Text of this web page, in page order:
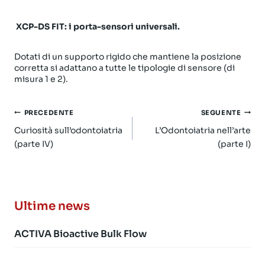
XCP-DS FIT: i porta-sensori universali.
Dotati di un supporto rigido che mantiene la posizione
corretta si adattano a tutte le tipologie di sensore (di
misura 1 e 2).
Navigazione
articoli
PRECEDENTE
Curiosità sull’odontoiatria
(parte IV)
SEGUENTE
L’Odontoiatria nell’arte
(parte I)
Ultime news
ACTIVA Bioactive Bulk Flow